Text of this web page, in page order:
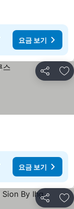
요금 보기
공유 즐
요금 보기
공유 즐